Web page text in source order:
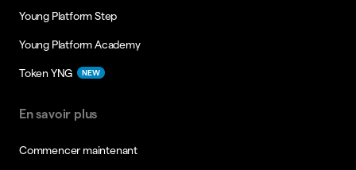
Young Platform Step
Young Platform Academy
Token YNG NEW
En savoir plus
Commencer maintenant